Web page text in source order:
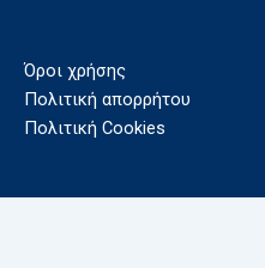
Όροι χρήσης
Πολιτική απορρήτου
Πολιτική Cookies